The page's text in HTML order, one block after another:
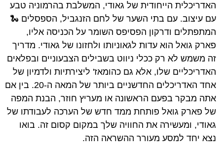
האדריכלית הייחודית של גאודי, המשלבת בהרמוניה טבע
עם עיצוב. עם בתי השער של לחם הזנגביל, הספסלים 🐍
המתפתלים ודרקון הפסיפס השומר על הכניסה אליו,
פארק גואל הוא עדות לגאוניותו ולחזונו של גאודי. מדריך
זה משמש לא רק ככלי ניווט בשבילים הצבעוניים ובפלאים
האדריכליים שלו, אלא גם כהומאז' ליצירתיות ולדמיון של
אחד האדריכלים החדשניים ביותר של המאה ה-20. בין אם
אתה מבקר בפעם הראשונה או מעריץ חוזר, הבנת המפה
של פארק גואל פותחת ממד חדש של הערכה לעבודתו של
גאודי, ומעשירה את החוויה שלך במקום קסום זה. בואו
נצא יחד למסע מעורר ההשראה הזה.